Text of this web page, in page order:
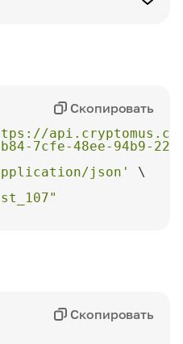
в Вашей системе
собой
символов,
тире. Он не должен
или
7cfe-48ee-94b9-
json'
Скопировать
Скопировать